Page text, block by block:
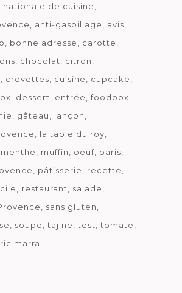
nationale de cuisine
anti-gaspillage
avis
bonne adresse
carotte
chocolat
citron
crevettes cuisine
cupcake
dessert entrée
foodbox
gâteau
lançon
la table du roy
menthe muffin oeuf paris
pâtisserie
recette
restaurant
salade
sans gluten
soupe tajine test
tomate
marra